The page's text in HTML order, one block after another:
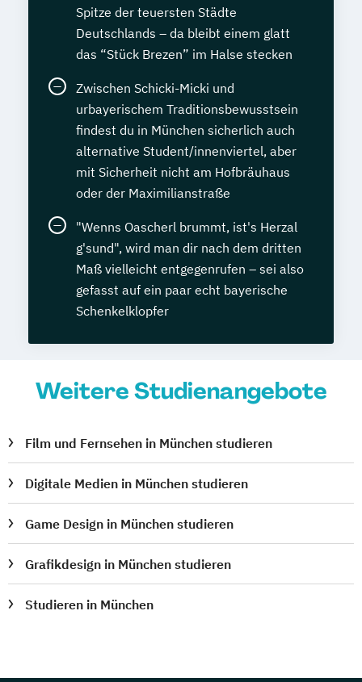
Spitze der teuersten Städte
Deutschlands – da bleibt einem glatt
das “Stück Brezen” im Halse stecken
Zwischen Schicki-Micki und
urbayerischem Traditionsbewusstsein
findest du in München sicherlich auch
alternative Student/innenviertel, aber
mit Sicherheit nicht am Hofbräuhaus
oder der Maximilianstraße
"Wenns Oascherl brummt, ist's Herzal
g'sund", wird man dir nach dem dritten
Maß vielleicht entgegenrufen – sei also
gefasst auf ein paar echt bayerische
Schenkelklopfer
Weitere Studienangebote
Film und Fernsehen in München studieren
Digitale Medien in München studieren
Game Design in München studieren
Grafikdesign in München studieren
Studieren in München